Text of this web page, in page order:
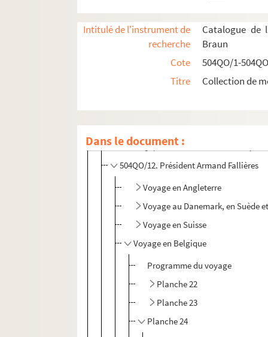
Intitulé de l'instrument de
recherche
Catalogue de
Braun
Cote
504QO/1-
Titre
Collection de
Dans le document :
Réceptions données par ou pour les
Réceptions données par le ministère des
Réceptions et voyages présidentiels
Réceptions par et pour les Présidents
504QO/11. Présidents Félix Faure,
504QO/12. Président Armand Fallières
Voyage en Angleterre
Voyage au Danemark, en Suède
Voyage en Suisse
Voyage en Belgique
Programme du voyage
Planche 22
Planche 23
Planche 24